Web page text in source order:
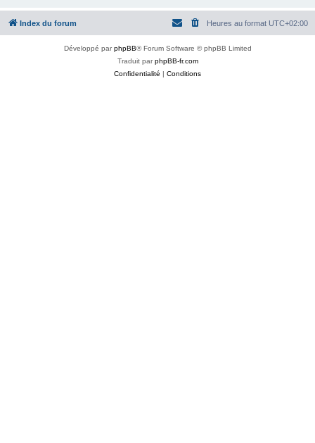
Index du forum Heures au format UTC+02:00
Développé parphpBB® Forum Software © phpBB Limited
Traduit parphpBB-fr.com
Confidentialité | Conditions